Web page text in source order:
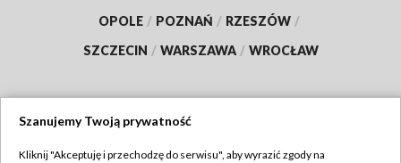
OPOLE / POZNAŃ / RZESZÓW /
SZCZECIN / WARSZAWA / WROCŁAW
Szanujemy Twoją prywatność
Kliknij "Akceptuję i przechodzę do serwisu", aby wyrazić zgody na